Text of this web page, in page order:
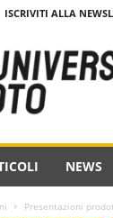
ISCRIVITI ALLA
NEWS
Presentazioni